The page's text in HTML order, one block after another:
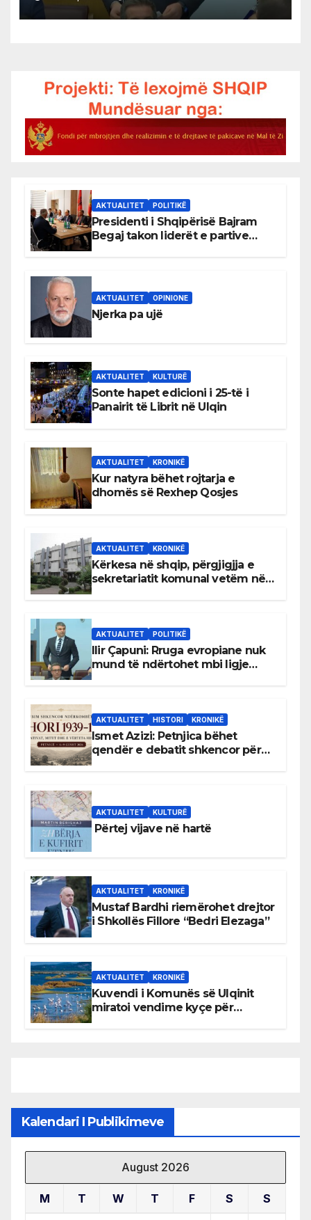
AKTUALITET POLITIKË
Presidenti i Shqipërisë Bajram
Begaj takon liderët e partive
AKTUALITET OPINIONE
Njerka pa ujë
AKTUALITET KULTURË
Sonte hapet edicioni i 25-të i
Panairit të Librit në Ulqin
AKTUALITET KRONIKË
Kur natyra bëhet rojtarja e
dhomës së Rexhep Qosjes
AKTUALITET KRONIKË
Kërkesa në shqip, përgjigjja e
sekretariatit komunal vetëm në
AKTUALITET POLITIKË
Ilir Çapuni: Rruga evropiane nuk
mund të ndërtohet mbi ligje
AKTUALITET HISTORI KRONIKË
Ismet Azizi: Petnjica bëhet
qendër e debatit shkencor për
AKTUALITET KULTURË
Përtej vijave në hartë
AKTUALITET KRONIKË
Mustaf Bardhi riemërohet drejtor
i Shkollës Fillore “Bedri Elezaga”
AKTUALITET KRONIKË
Kuvendi i Komunës së Ulqinit
miratoi vendime kyçe për
Kalendari I Publikimeve
August 2026
M T W T F S S